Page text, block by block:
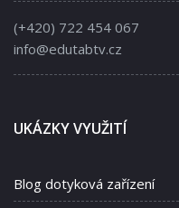
(+420) 722 454 067
info@edutabtv.cz
UKÁZKY VYUŽITÍ
Blog dotyková zařízení